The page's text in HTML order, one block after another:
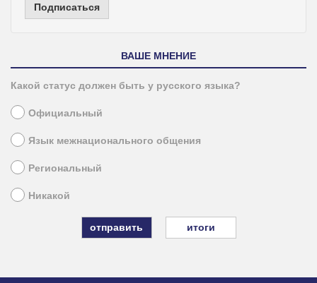
Подписаться
ВАШЕ МНЕНИЕ
Какой статус должен быть у русского языка?
Официальный
Язык межнационального общения
Региональный
Никакой
итоги